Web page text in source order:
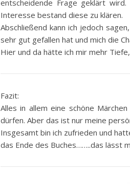
entscheidende Frage geklärt
Interesse bestand diese zu klären.
Abschließend kann ich jedoch
sehr gut gefallen hat und mich die
Hier und da hätte ich mir mehr
Fazit:
Alles in allem eine schöne
dürfen. Aber das ist nur meine
Insgesamt bin ich zufrieden und
das Ende des Buches……..das lässt